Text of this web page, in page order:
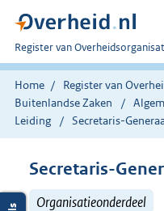
U
bent
nu
hier:
Register van
Home Register van
Buitenlandse Zaken
Leiding
Secretaris-
Secretaris-
Organisatieonderdeel